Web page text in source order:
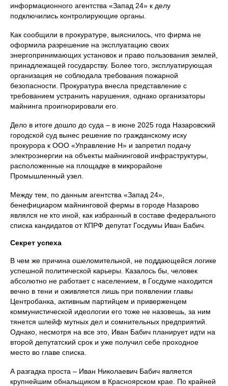
информационного агентства «Запад 24» к делу
подключились контролирующие органы.
Как сообщили в прокуратуре, выяснилось, что фирма не
оформила разрешение на эксплуатацию своих
энергопринимающих установок и право пользования землей,
принадлежащей государству. Более того, эксплуатирующая
организация не соблюдала требования пожарной
безопасности. Прокуратура внесла представление с
требованием устранить нарушения, однако организаторы
майнинга проигнорировали его.
Дело в итоге дошло до суда – в июне 2025 года Назаровский
городской суд вынес решение по гражданскому иску
прокурора к ООО «Управление Н» и запретил подачу
электроэнергии на объекты майнинговой инфраструктуры,
расположенные на площадке в микрорайоне
Промышленный узел.
Между тем, по данным агентства «Запад 24»,
бенефициаром майнинговой фермы в городе Назарово
являлся не кто иной, как избранный в составе федерального
списка кандидатов от КПРФ депутат Госдумы Иван Бабич.
Секрет успеха
В чем же причина ошеломительной, не поддающейся логике
успешной политической карьеры. Казалось бы, человек
абсолютно не работает с населением, в Госдуме находится
вечно в тени и оживляется лишь при появлении главы
Центробанка, активным партийцем и приверженцем
коммунистической идеологии его тоже не назовешь, за ним
тянется шлейф мутных дел и сомнительных предприятий.
Однако, несмотря на все это, Иван Бабич планирует идти на
второй депутатский срок и уже получил себе проходное
место во главе списка.
А разгадка проста – Иван Николаевич Бабич является
крупнейшим обнальщиком в Красноярском крае. По крайней